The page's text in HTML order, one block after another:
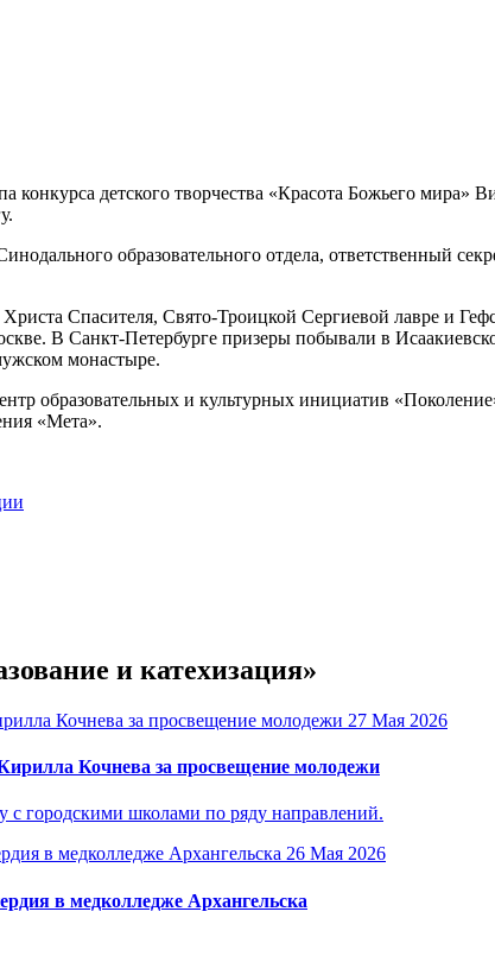
конкурса детского творчества «Красота Божьего мира»
образовательного отдела, ответственный
Спасителя, Свято-Троицкой Сергиевой лавре и
В Санкт-Петербурге призеры побывали в
монастыре.
образовательных и культурных инициатив
«Мета».
и катехизация»
27 Мая 2026
Кочнева за просвещение молодежи
с городскими школами по ряду направлений.
26 Мая 2026
в медколледже Архангельска